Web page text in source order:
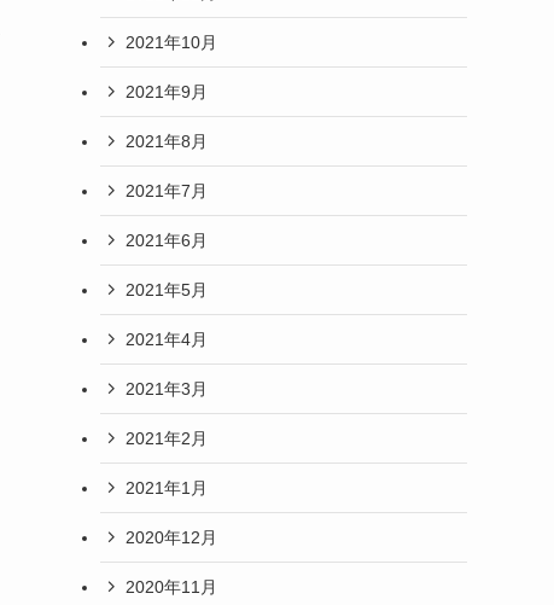
2021年10月
2021年9月
2021年8月
2021年7月
2021年6月
2021年5月
2021年4月
2021年3月
2021年2月
2021年1月
2020年12月
2020年11月